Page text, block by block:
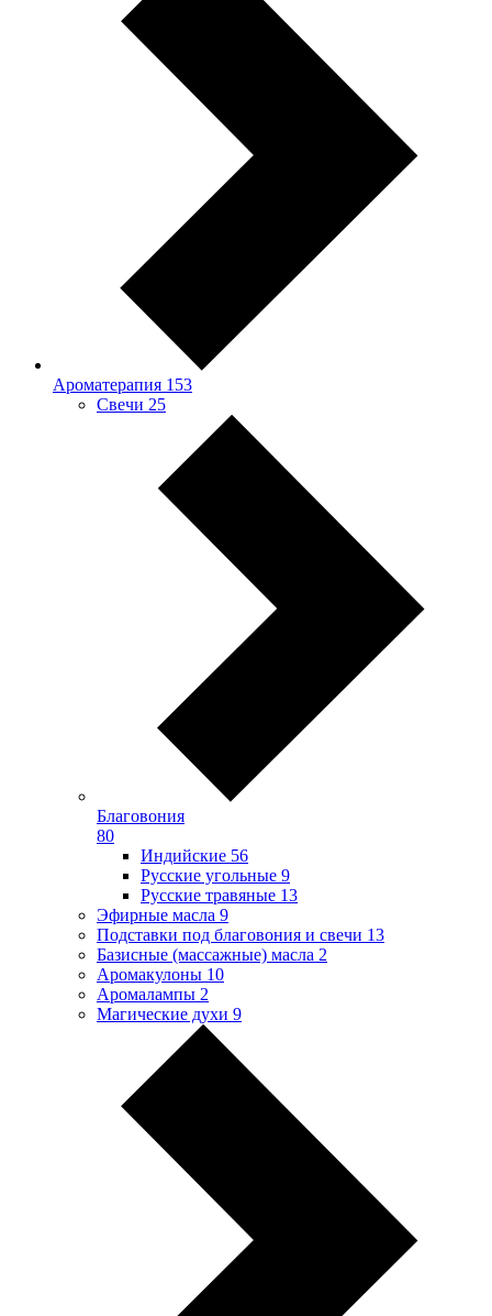
Ароматерапия 153
Свечи 25
Благовония
80
Индийские 56
Русские угольные 9
Русские травяные 13
Эфирные масла 9
Подставки под благовония и свечи 13
Базисные (массажные) масла 2
Аромакулоны 10
Аромалампы 2
Магические духи 9